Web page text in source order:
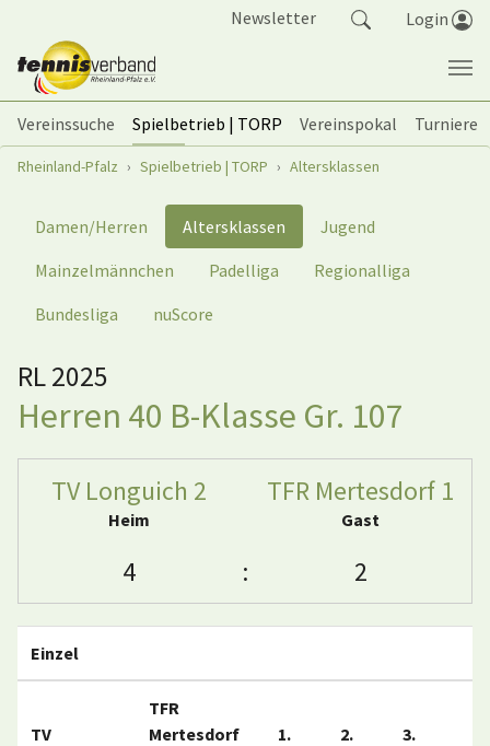
Newsletter Login
Vereinssuche Spielbetrieb | TORP Vereinspokal
Turniere
Sie sind hier:
Rheinland-Pfalz Spielbetrieb | TORP Altersklassen
Damen/Herren Altersklassen
Jugend
Mainzelmännchen
Padelliga
Regionalliga
Bundesliga
nuScore
RL 2025
Herren 40 B-Klasse Gr. 107
TV Longuich 2
Heim
TFR Mertesdorf 1
Gast
4 : 2
Einzel
TV
TFR
Mertesdorf
1.
2.
3.